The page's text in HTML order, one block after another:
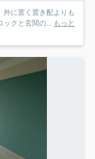
に置く置き配よりも
クと玄関の...
もっと